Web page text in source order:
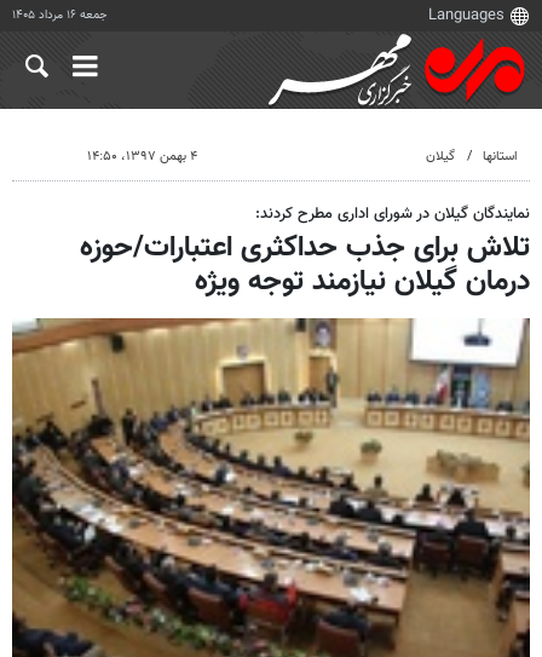
جمعه ۱۶ مرداد ۱۴۰۵
استانها گیلان ۴ بهمن ۱۳۹۷، ۱۴:۵۰
نمایندگان گیلان در شورای اداری مطرح کردند:
تلاش برای جذب حداکثری اعتبارات/حوزه
درمان گیلان نیازمند توجه ویژه